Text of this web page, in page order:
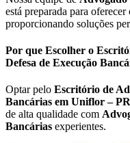
está preparada para
proporcionando soluções
Por que Escolher o
Defesa de Execução
Optar pelo Escritório de
Bancárias em Uniflor – PR
de alta qualidade com
Bancárias experientes.